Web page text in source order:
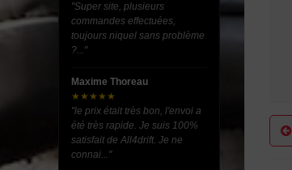
"Super site, plusieurs
commandes effectuées,
toujours niquel sans problème
?..."
Maxime Thoreau
★★★★★
"le prix était très bon, l'envoi a
été très rapide. Je suis 100%
satisfait de All4drift. Je ne
connai..."